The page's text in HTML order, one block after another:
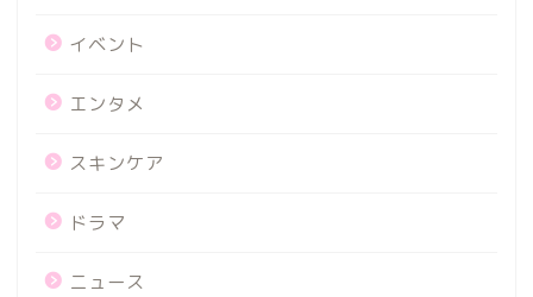
イベント
エンタメ
スキンケア
ドラマ
ニュース